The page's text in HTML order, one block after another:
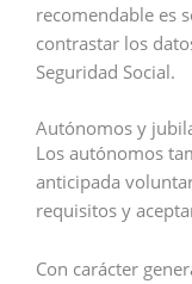
recomendable es
contrastar los
Seguridad Social.
Autónomos y
Los autónomos
anticipada
requisitos y
Con carácter